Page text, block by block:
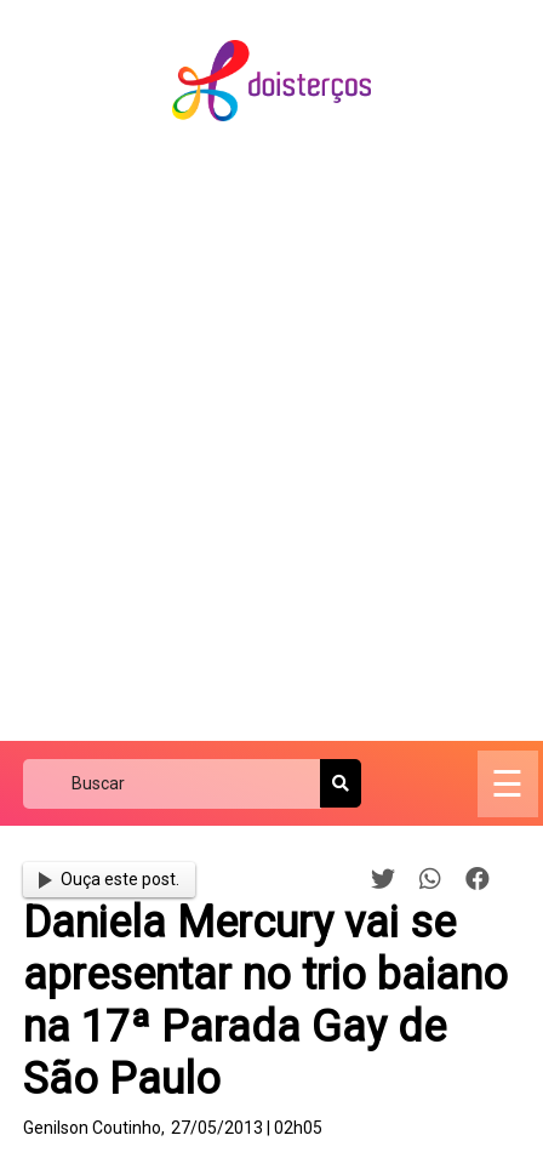
☰
Ouça este post.
Daniela Mercury vai se
apresentar no trio baiano
na 17ª Parada Gay de
São Paulo
Genilson Coutinho, 27/05/2013 | 02h05